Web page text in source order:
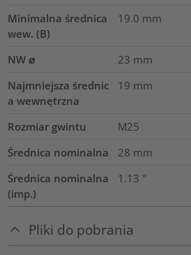
Minimalna średnica
wew. (B)
19.0 mm
NW ⌀ 23 mm
Najmniejsza średnic
a wewnętrzna
19 mm
Rozmiar gwintu
M25
Średnica nominalna
28 mm
Średnica nominalna
(imp.)
1.13 "
Pliki do pobrania